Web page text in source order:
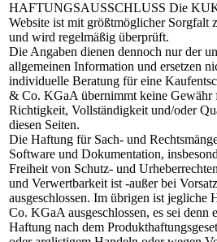
HAFTUNGSAUSSCHLUSS Die
Website ist mit größtmöglicher Sorgfalt
und wird regelmäßig überprüft.
Die Angaben dienen dennoch nur der
allgemeinen Information und ersetzen
individuelle Beratung für eine
& Co. KGaA übernimmt keine Gewähr
Richtigkeit, Vollständigkeit und/oder
diesen Seiten.
Die Haftung für Sach- und
Software und Dokumentation,
Freiheit von Schutz- und
und Verwertbarkeit ist -außer bei
ausgeschlossen. Im übrigen ist
Co. KGaA ausgeschlossen, es sei denn
Haftung nach dem